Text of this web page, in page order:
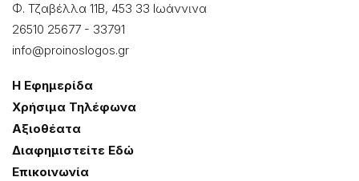
Φ. Τζαβέλλα 11Β, 453 33 Ιωάννɩνα
26510 25677 - 33791
info@proinoslogos.gr
Η Εφημερίδα
Χρήσɩμα Τηλέφωνα
Αξɩοθέατα
Δɩαφημɩστείτε Εδώ
Επɩκοɩνωνία